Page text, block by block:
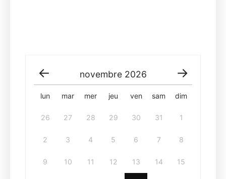
novembre 2026
lun mar mer jeu ven sam dim
26 27 28 29 30 31 1
2 3 4 5 6 7 8
9 10 11 12 13 14 15